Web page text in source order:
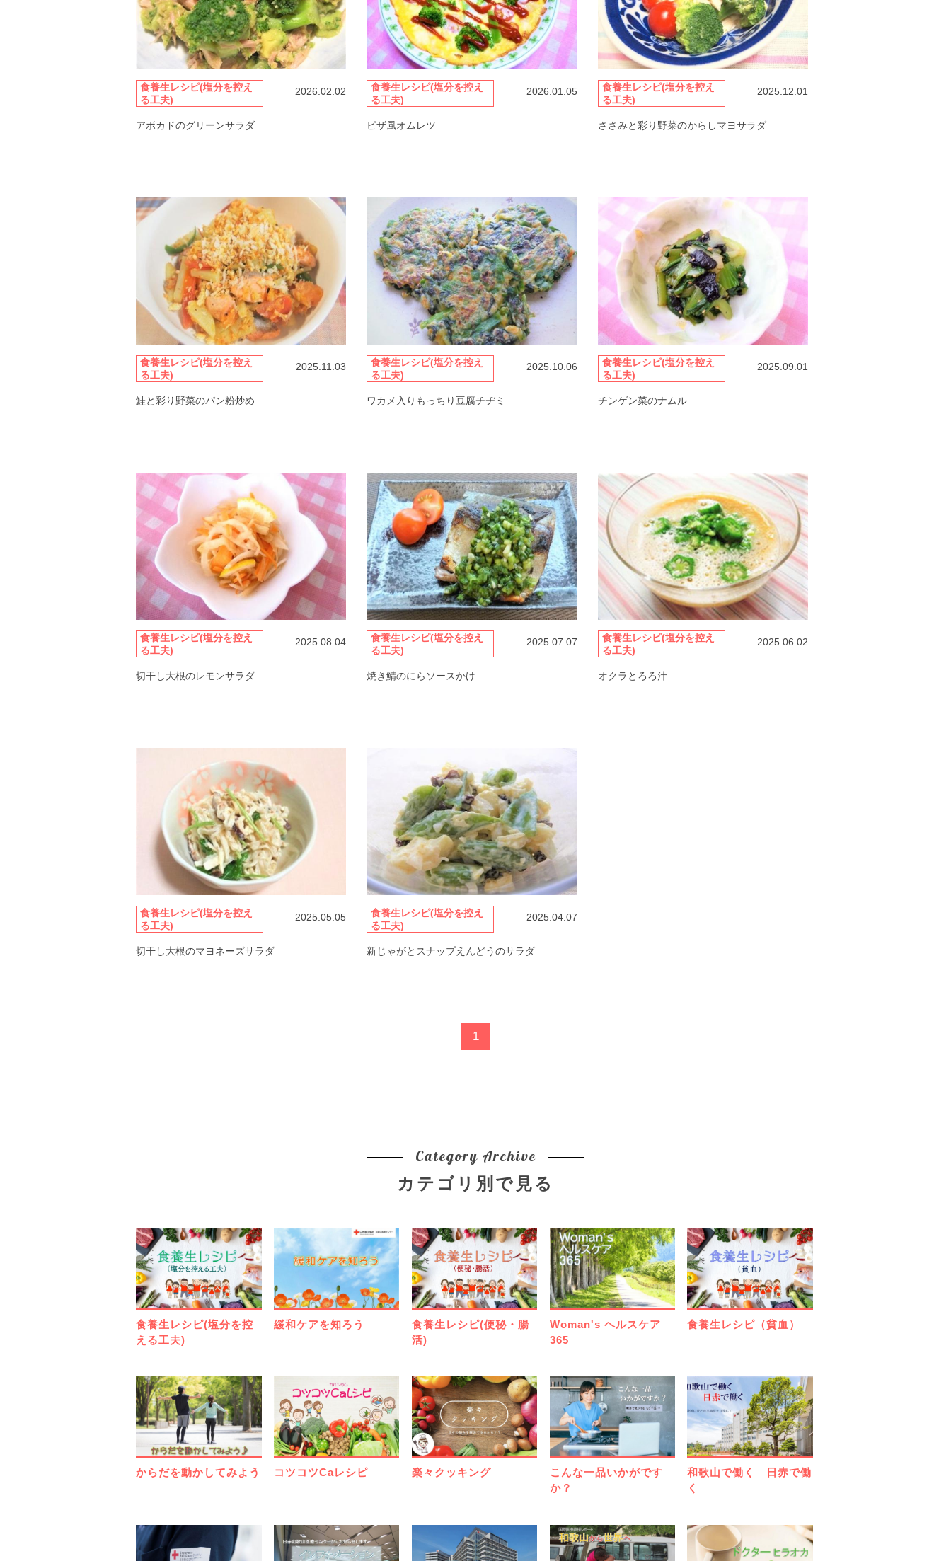
食養生レシピ(塩分を控え
る工夫)
2026.02.02
アボカドのグリーンサラダ
食養生レシピ(塩分を控え
る工夫)
2026.01.05
ピザ風オムレツ
食養生レシピ(塩分を控え
る工夫)
2025.12.01
ささみと彩り野菜のからしマヨサラダ
食養生レシピ(塩分を控え
る工夫)
2025.11.03
鮭と彩り野菜のパン粉炒め
食養生レシピ(塩分を控え
る工夫)
2025.10.06
ワカメ入りもっちり豆腐チヂミ
食養生レシピ(塩分を控え
る工夫)
2025.09.01
チンゲン菜のナムル
食養生レシピ(塩分を控え
る工夫)
2025.08.04
切干し大根のレモンサラダ
食養生レシピ(塩分を控え
る工夫)
2025.07.07
焼き鯖のにらソースかけ
食養生レシピ(塩分を控え
る工夫)
2025.06.02
オクラとろろ汁
食養生レシピ(塩分を控え
る工夫)
2025.05.05
切干し大根のマヨネーズサラダ
食養生レシピ(塩分を控え
る工夫)
2025.04.07
新じゃがとスナップえんどうのサラダ
1
Category Archive
カテゴリ別で見る
食養生レシピ(塩分を控
える工夫)
緩和ケアを知ろう
食養生レシピ(便秘・腸
活)
Woman's ヘルスケア
365
食養生レシピ（貧血）
からだを動かしてみよう コツコツCaレシピ 楽々クッキング
こんな一品いかがです
か？
和歌山で働く 日赤で働
く